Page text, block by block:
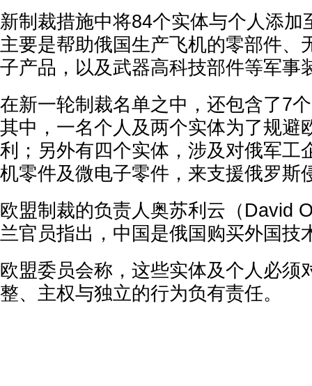
新制裁措施中将84个实体与个人添加
主要是帮助俄国生产飞机的零部件、
子产品，以及武器高科技部件等军事
在新一轮制裁名单之中，还包含了7
其中，一名个人及两个实体为了规避
利；另外有四个实体，涉及对俄军工
机零件及微电子零件，来支援俄罗斯
欧盟制裁的负责人奥苏利云（David
兰官员指出，中国是俄国购买外国技
欧盟委员会称，这些实体及个人必须
整、主权与独立的行为负有责任。